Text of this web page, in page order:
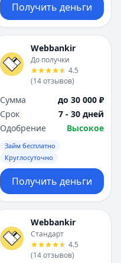
Получить деньги
Webbankir
До получки
4.5
(14отзывов)
Сумма
до 30 000 ₽
Срок
7 - 30 дней
Одобрение
Высокое
Займ бесплатно
Круглосуточно
Получить деньги
Webbankir
Стандарт
4.5
(14отзывов)